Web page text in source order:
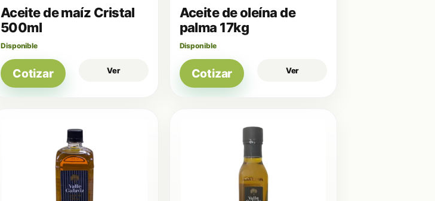
Aceite de maíz Cristal
500ml
Disponible
Cotizar Ver
Aceite de oleína de
palma 17kg
Disponible
Cotizar Ver